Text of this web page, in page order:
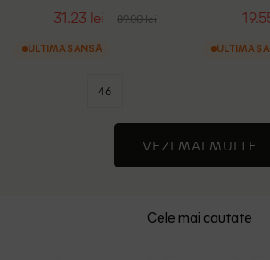
31.23 lei 89.00 lei
ULTIMA ȘANSĂ
46
ULTIMA
VEZI MAI MULTE
Cele mai cautate